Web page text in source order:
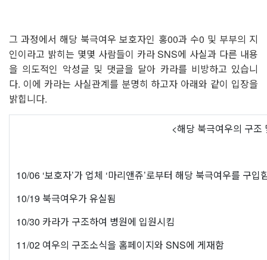
그 과정에서 해당 북극여우 보호자인 홍00과 수0 및 부부의 지
인이라고 밝히는 몇몇 사람들이 카라SNS에 사실과 다른 내용
을 의도적인 악성글 및 댓글을 달아 카라를 비방하고 있습니
다. 이에 카라는 사실관계를 분명히 하고자 아래와 같이 입장을
밝힙니다.
<해당 북극여우의 구조
10/06 ‘보호자’가 업체 ‘마리앤쥬’로부터 해당 북극여우를 구입
10/19 북극여우가 유실됨
10/30 카라가 구조하여 병원에 입원시킴
11/02 여우의 구조소식을 홈페이지와 SNS에 게재함